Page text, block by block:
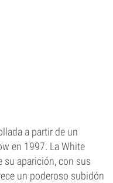
a partir de un
en 1997. La White
aparición, con sus
un poderoso subidón